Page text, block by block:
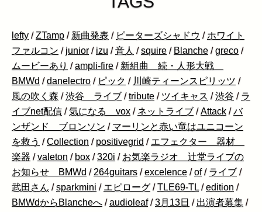
lefty /ZTamp / 新曲発表 / ピーターズシャドウ / ホワイト
ファルコン / junior / izu /音人 /squire / Blanche /greco /
ムービーあり /ampli-fire / 新組曲 続・人形大戦
BMWd /danelectro / ピック / 川崎ティーンスピリッツ /
風の吹く森 /渋谷 ライブ /tribute / ツイキャス /渋谷 / ラ
イブnet配信 /気になる vox / ネットライブ /Attack /バ
ンザンド ブロンソン / マーリンと赤い竜はユニコーン
を救う /Collection / positivegrid / エフェクター 器材
楽器 /valeton / box /320i / お気楽ラジオ 辻堂ライブの
お知らせ BMWd / 264guitars /excelence /of / ライブ /
武田さん /sparkmini / エピローグ /TLE69-TL /edition /
BMWdからBlancheへ /audioleaf /3月13日 / 出演者募集 /